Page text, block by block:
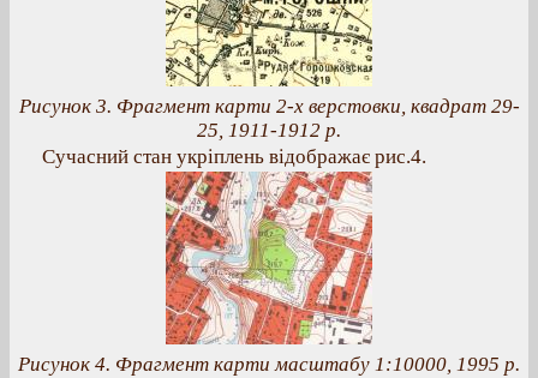
Рисунок 3. Фрагмент карти 2-х верстовки, квадрат 29-
25, 1911-1912 р.
Сучасний стан укріплень відображає рис.4.
Рисунок 4. Фрагмент карти масштабу 1:10000, 1995 р.